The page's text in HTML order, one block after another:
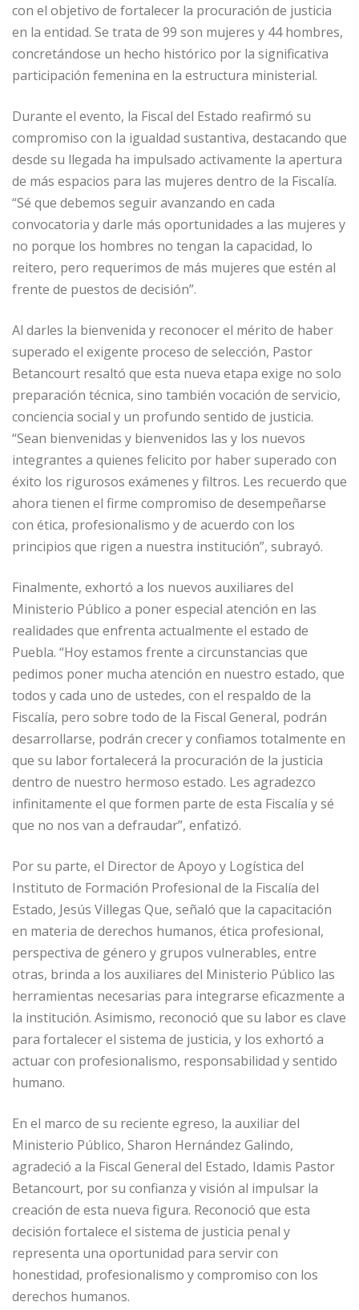
con el objetivo de fortalecer la procuración de justicia
en la entidad. Se trata de 99 son mujeres y 44 hombres,
concretándose un hecho histórico por la significativa
participación femenina en la estructura ministerial.
Durante el evento, la Fiscal del Estado reafirmó su
compromiso con la igualdad sustantiva, destacando que
desde su llegada ha impulsado activamente la apertura
de más espacios para las mujeres dentro de la Fiscalía.
“Sé que debemos seguir avanzando en cada
convocatoria y darle más oportunidades a las mujeres y
no porque los hombres no tengan la capacidad, lo
reitero, pero requerimos de más mujeres que estén al
frente de puestos de decisión”.
Al darles la bienvenida y reconocer el mérito de haber
superado el exigente proceso de selección, Pastor
Betancourt resaltó que esta nueva etapa exige no solo
preparación técnica, sino también vocación de servicio,
conciencia social y un profundo sentido de justicia.
“Sean bienvenidas y bienvenidos las y los nuevos
integrantes a quienes felicito por haber superado con
éxito los rigurosos exámenes y filtros. Les recuerdo que
ahora tienen el firme compromiso de desempeñarse
con ética, profesionalismo y de acuerdo con los
principios que rigen a nuestra institución”, subrayó.
Finalmente, exhortó a los nuevos auxiliares del
Ministerio Público a poner especial atención en las
realidades que enfrenta actualmente el estado de
Puebla. “Hoy estamos frente a circunstancias que
pedimos poner mucha atención en nuestro estado, que
todos y cada uno de ustedes, con el respaldo de la
Fiscalía, pero sobre todo de la Fiscal General, podrán
desarrollarse, podrán crecer y confiamos totalmente en
que su labor fortalecerá la procuración de la justicia
dentro de nuestro hermoso estado. Les agradezco
infinitamente el que formen parte de esta Fiscalía y sé
que no nos van a defraudar”, enfatizó.
Por su parte, el Director de Apoyo y Logística del
Instituto de Formación Profesional de la Fiscalía del
Estado, Jesús Villegas Que, señaló que la capacitación
en materia de derechos humanos, ética profesional,
perspectiva de género y grupos vulnerables, entre
otras, brinda a los auxiliares del Ministerio Público las
herramientas necesarias para integrarse eficazmente a
la institución. Asimismo, reconoció que su labor es clave
para fortalecer el sistema de justicia, y los exhortó a
actuar con profesionalismo, responsabilidad y sentido
humano.
En el marco de su reciente egreso, la auxiliar del
Ministerio Público, Sharon Hernández Galindo,
agradeció a la Fiscal General del Estado, Idamis Pastor
Betancourt, por su confianza y visión al impulsar la
creación de esta nueva figura. Reconoció que esta
decisión fortalece el sistema de justicia penal y
representa una oportunidad para servir con
honestidad, profesionalismo y compromiso con los
derechos humanos.